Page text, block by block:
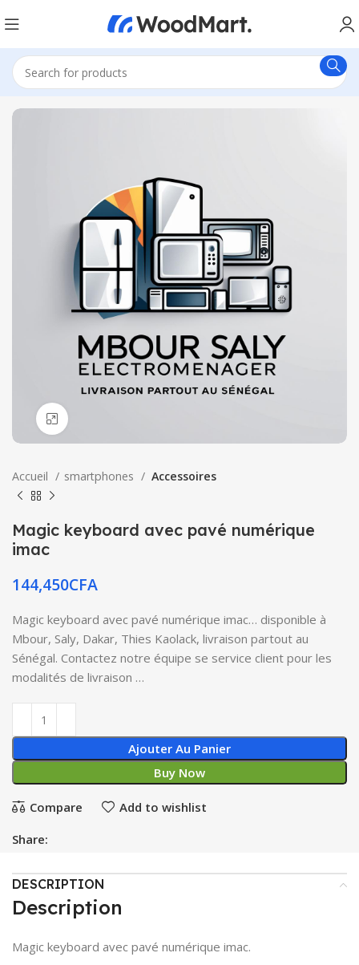
Accueil smartphones Accessoires
Magic keyboard avec pavé numérique
imac
144,450CFA
Magic keyboard avec pavé numérique imac… disponible à
Mbour, Saly, Dakar, Thies Kaolack, livraison partout au
Sénégal. Contactez notre équipe se service client pour les
modalités de livraison …
Ajouter Au Panier
Buy Now
Compare Add to wishlist
Share:
DESCRIPTION
Description
Magic keyboard avec pavé numérique imac.